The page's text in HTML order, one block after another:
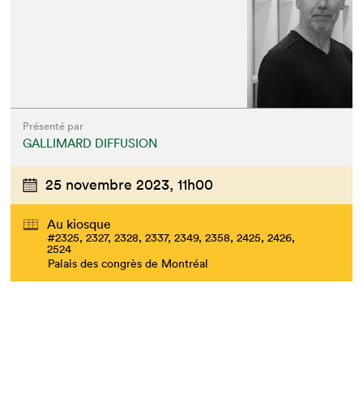
Présenté par
GALLIMARD DIFFUSION
25 novembre 2023, 11h00
Au kiosque
#2325, 2327, 2328, 2337, 2349, 2358, 2425, 2426,
2524
Palais des congrès de Montréal